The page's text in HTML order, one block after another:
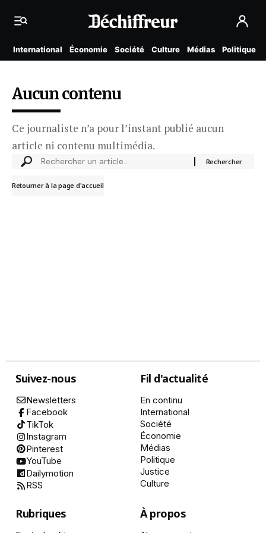
International Économie Société Culture Médias Politique
Aucun contenu
Ce journaliste n’a pour l’instant publié aucun
article ni contenu multimédia.
Retourner à la page d'accueil
Suivez-nous
Newsletters
Facebook
TikTok
Instagram
Pinterest
YouTube
Dailymotion
RSS
Fil d'actualité
En continu
International
Société
Économie
Médias
Politique
Justice
Culture
Rubriques À propos